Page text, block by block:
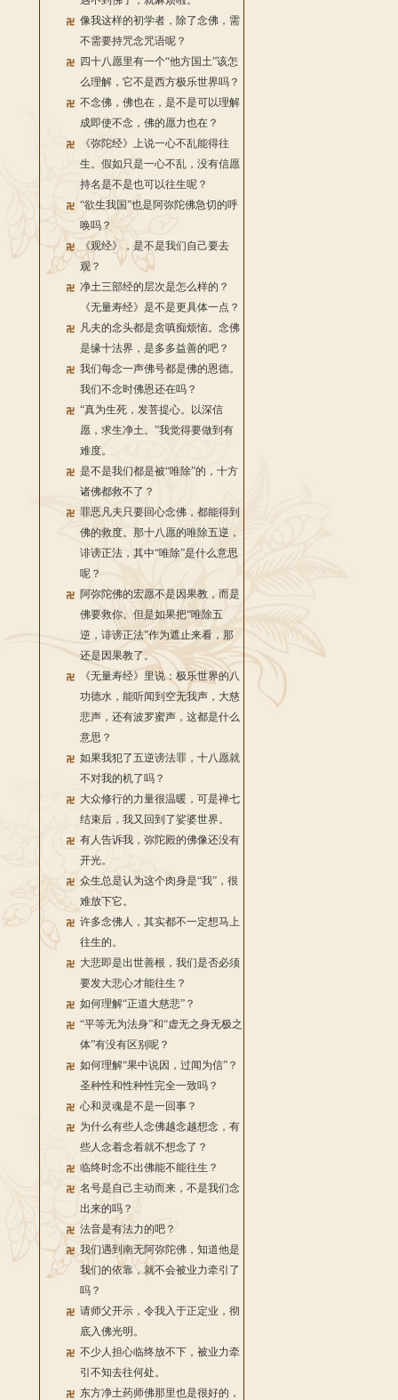
像我这样的初学者，除了念佛，需
不需要持咒念咒语呢？
四十八愿里有一个“他方国土”该怎
么理解，它不是西方极乐世界吗？
不念佛，佛也在，是不是可以理解
成即使不念，佛的愿力也在？
《弥陀经》上说一心不乱能得往
生。假如只是一心不乱，没有信愿
持名是不是也可以往生呢？
“欲生我国”也是阿弥陀佛急切的呼
唤吗？
《观经》，是不是我们自己要去
观？
净土三部经的层次是怎么样的？
《无量寿经》是不是更具体一点？
凡夫的念头都是贪嗔痴烦恼。念佛
是缘十法界，是多多益善的吧？
我们每念一声佛号都是佛的恩德。
我们不念时佛恩还在吗？
“真为生死，发菩提心。以深信
愿，求生净土。”我觉得要做到有
难度。
是不是我们都是被“唯除”的，十方
诸佛都救不了？
罪恶凡夫只要回心念佛，都能得到
佛的救度。那十八愿的唯除五逆，
诽谤正法，其中“唯除”是什么意思
呢？
阿弥陀佛的宏愿不是因果教，而是
佛要救你。但是如果把“唯除五
逆，诽谤正法”作为遮止来看，那
还是因果教了。
《无量寿经》里说：极乐世界的八
功德水，能听闻到空无我声，大慈
悲声，还有波罗蜜声，这都是什么
意思？
如果我犯了五逆谤法罪，十八愿就
不对我的机了吗？
大众修行的力量很温暖，可是禅七
结束后，我又回到了娑婆世界。
有人告诉我，弥陀殿的佛像还没有
开光。
众生总是认为这个肉身是“我”，很
难放下它。
许多念佛人，其实都不一定想马上
往生的。
大悲即是出世善根，我们是否必须
要发大悲心才能往生？
如何理解“正道大慈悲”？
“平等无为法身”和“虚无之身无极之
体”有没有区别呢？
如何理解“果中说因，过闻为信”？
圣种性和性种性完全一致吗？
心和灵魂是不是一回事？
为什么有些人念佛越念越想念，有
些人念着念着就不想念了？
临终时念不出佛能不能往生？
名号是自己主动而来，不是我们念
出来的吗？
法音是有法力的吧？
我们遇到南无阿弥陀佛，知道他是
我们的依靠，就不会被业力牵引了
吗？
请师父开示，令我入于正定业，彻
底入佛光明。
不少人担心临终放不下，被业力牵
引不知去往何处。
东方净土药师佛那里也是很好的，